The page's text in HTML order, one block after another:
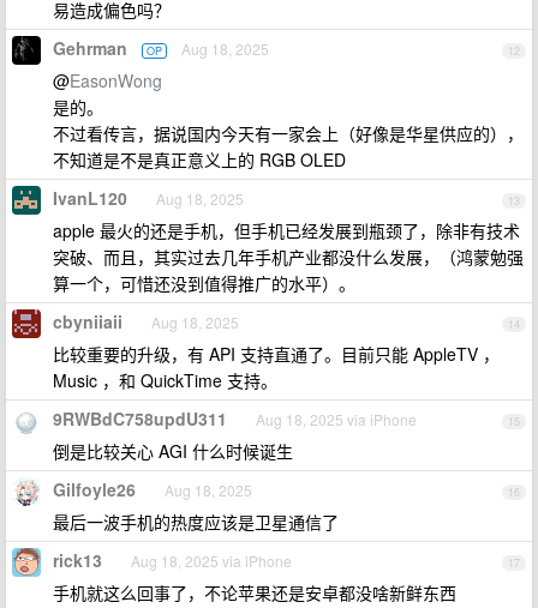
易造成偏色吗？
12
Gehrman OP Aug 18, 2025
@EasonWong
是的。
不过看传言，据说国内今天有一家会上（好像是华星供应的），
不知道是不是真正意义上的 RGB OLED
13
IvanL120 Aug 18, 2025
apple 最火的还是手机，但手机已经发展到瓶颈了，除非有技术
突破、而且，其实过去几年手机产业都没什么发展，（鸿蒙勉强
算一个，可惜还没到值得推广的水平）。
14
cbyniiaii Aug 18, 2025
比较重要的升级，有 API 支持直通了。目前只能 AppleTV ，
Music ，和 QuickTime 支持。
15
9RWBdC758updU311 Aug 18, 2025 via iPhone
倒是比较关心 AGI 什么时候诞生
16
Gilfoyle26 Aug 18, 2025
最后一波手机的热度应该是卫星通信了
17
rick13 Aug 18, 2025 via iPhone
手机就这么回事了，不论苹果还是安卓都没啥新鲜东西